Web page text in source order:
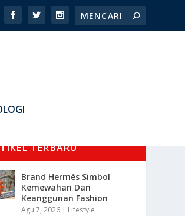
TERBARU
Brand Hermès Simbol
Kemewahan Dan
Keanggunan Fashion
Agu 7, 2026 | Lifestyle